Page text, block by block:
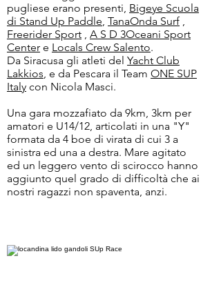
pugliese erano presenti, Bigeye Scuola
di Stand Up Paddle, TanaOnda Surf ,
Freerider Sport , A S D 3Oceani Sport
Center e Locals Crew Salento.
Da Siracusa gli atleti del Yacht Club
Lakkios, e da Pescara il Team ONE SUP
Italy con Nicola Masci.
Una gara mozzafiato da 9km, 3km per
amatori e U14/12, articolati in una "Y"
formata da 4 boe di virata di cui 3 a
sinistra ed una a destra. Mare agitato
ed un leggero vento di scirocco hanno
aggiunto quel grado di difficoltà che ai
nostri ragazzi non spaventa, anzi.